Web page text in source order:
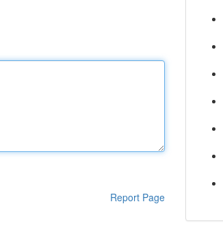
Report Page